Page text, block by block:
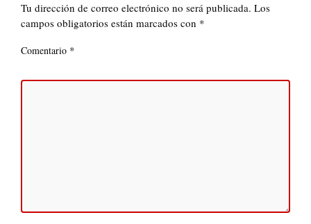
Tu dirección de correo electrónico no será publicada. Los
campos obligatorios están marcados con *
Comentario *